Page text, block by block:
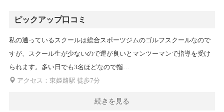
ピックアップ口コミ
私の通っているスクールは総合スポーツジムのゴルフスクールなので
すが、スクール生が少ないので運が良いとマンツーマンで指導を受け
られます。多い日でも3名ほどなので指…
アクセス：東姫路駅 徒歩7分
続きを見る